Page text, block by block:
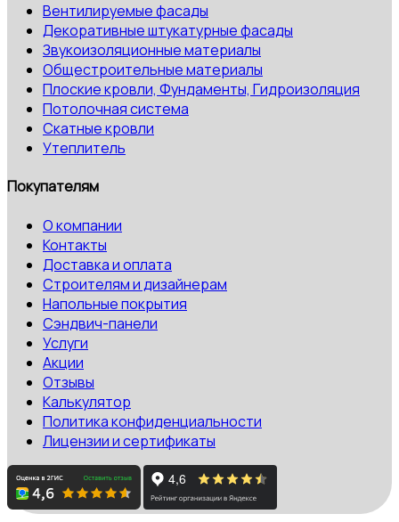
Вентилируемые фасады
Декоративные штукатурные фасады
Звукоизоляционные материалы
Общестроительные материалы
Плоские кровли, Фундаменты, Гидроизоляция
Потолочная система
Скатные кровли
Утеплитель
Покупателям
О компании
Контакты
Доставка и оплата
Строителям и дизайнерам
Напольные покрытия
Сэндвич-панели
Услуги
Акции
Отзывы
Калькулятор
Политика конфиденциальности
Лицензии и сертификаты